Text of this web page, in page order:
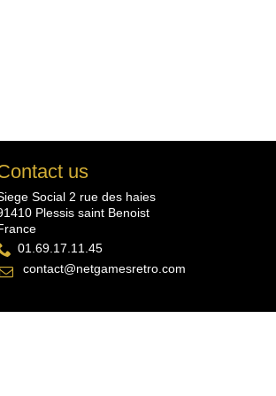
us
Social 2 rue des haies
Plessis saint Benoist
01.69.17.11.45
contact@netgamesretro.com